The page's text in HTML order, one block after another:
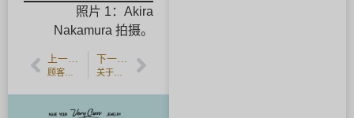
照片 1：Akira
Nakamura 拍摄。
上一篇文章
顾客分享：来自栃木的客人亲手制作订婚戒指
下一篇文章
关于除夕与元旦连假